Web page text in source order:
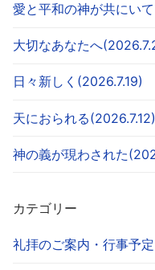
愛と平和の神が共にい
大切なあなたへ
日々新しく(2026.7.19)
天におられる(2026.7.12)
神の義が現わされた
カテゴリー
礼拝のご案内・行事予定